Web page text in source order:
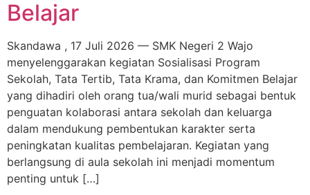
Belajar
Skandawa , 17 Juli 2026 — SMK Negeri 2 Wajo
menyelenggarakan kegiatan Sosialisasi Program
Sekolah, Tata Tertib, Tata Krama, dan Komitmen Belajar
yang dihadiri oleh orang tua/wali murid sebagai bentuk
penguatan kolaborasi antara sekolah dan keluarga
dalam mendukung pembentukan karakter serta
peningkatan kualitas pembelajaran. Kegiatan yang
berlangsung di aula sekolah ini menjadi momentum
penting untuk […]